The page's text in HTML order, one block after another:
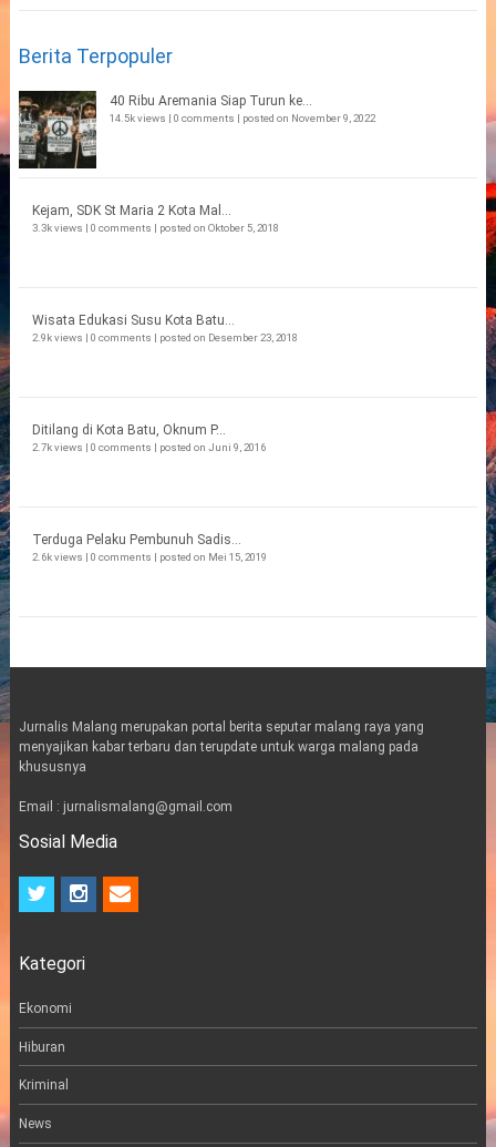
Berita Terpopuler
40 Ribu Aremania Siap Turun ke...
14.5k views | 0 comments | posted on November 9, 2022
Kejam, SDK St Maria 2 Kota Mal...
3.3k views | 0 comments | posted on Oktober 5, 2018
Wisata Edukasi Susu Kota Batu...
2.9k views | 0 comments | posted on Desember 23, 2018
Ditilang di Kota Batu, Oknum P...
2.7k views | 0 comments | posted on Juni 9, 2016
Terduga Pelaku Pembunuh Sadis...
2.6k views | 0 comments | posted on Mei 15, 2019
Jurnalis Malang merupakan portal berita seputar malang raya yang
menyajikan kabar terbaru dan terupdate untuk warga malang pada
khususnya
Email : jurnalismalang@gmail.com
Sosial Media
t
t
r
i
n
a
e
m
Kategori
Ekonomi
Hiburan
Kriminal
News